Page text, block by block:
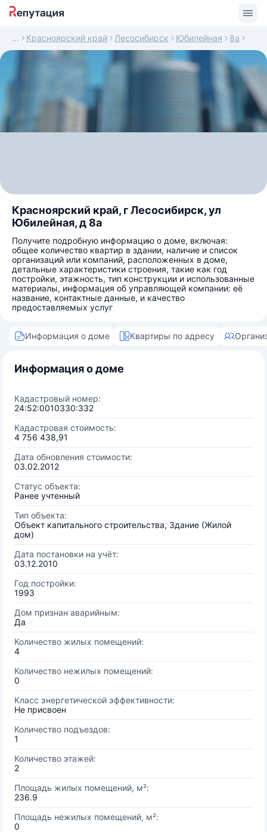
Красноярский край Лесосибирск Юбилейная 8а
Красноярский край, г Лесосибирск, ул
Юбилейная, д 8а
Получите подробную информацию о доме, включая:
общее количество квартир в здании, наличие и список
организаций или компаний, расположенных в доме,
детальные характеристики строения, такие как год
постройки, этажность, тип конструкции и использованные
материалы, информация об управляющей компании: её
название, контактные данные, и качество
предоставляемых услуг
Информация о доме Квартиры по адресу
Информация о доме
Кадастровый номер:
24:52:0010330:332
Кадастровая стоимость:
4 756 438,91
Дата обновления стоимости:
03.02.2012
Статус объекта:
Ранее учтенный
Тип объекта:
Объект капитального строительства, Здание (Жилой
дом)
Дата постановки на учёт:
03.12.2010
Год постройки:
1993
Дом признан аварийным:
Да
Количество жилых помещений:
4
Количество нежилых помещений:
0
Класс энергетической эффективности:
Не присвоен
Количество подъездов:
1
Количество этажей:
2
Площадь жилых помещений, м²:
236.9
Площадь нежилых помещений, м²:
0